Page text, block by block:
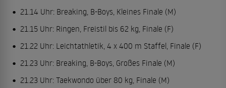
21.14 Uhr: Breaking, B-Boys, Kleines Finale (M)
21.15 Uhr: Ringen, Freistil bis 62 kg, Finale (F)
21.22 Uhr: Leichtathletik, 4 x 400 m Staffel, Finale (F)
21.23 Uhr: Breaking, B-Boys, Großes Finale (M)
21.23 Uhr: Taekwondo über 80 kg, Finale (M)